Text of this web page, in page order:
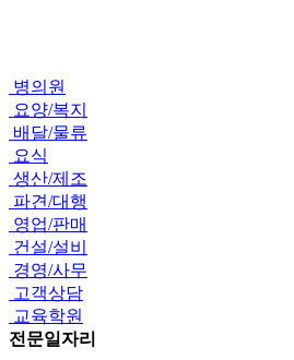
병의원
요양/복지
배달/물류
요식
생산/제조
파견/대행
영업/판매
건설/설비
경영/사무
고객상담
교육학원
전문일자리